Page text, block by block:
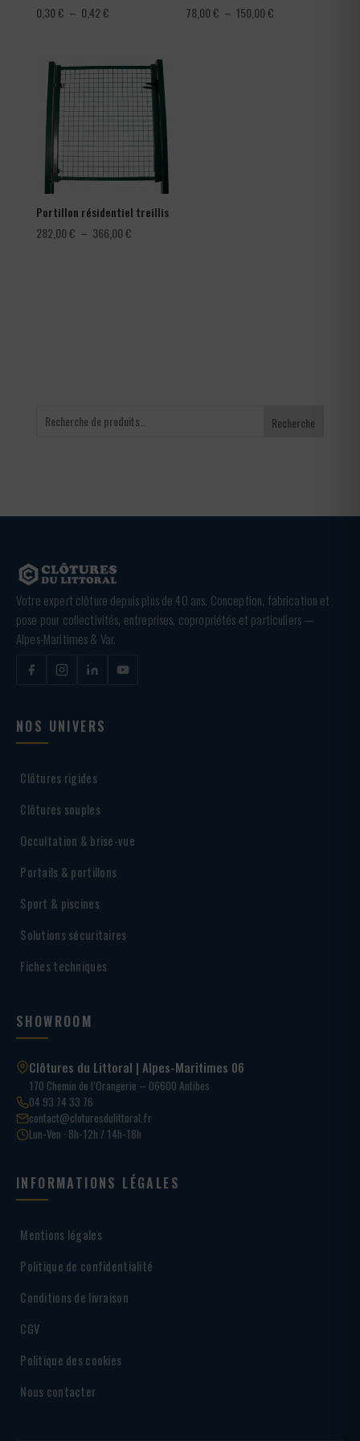
0,30€ – 0,42€Plage
0,30 €
à
78,00€ – 150,00€
Portillon résidentiel treillis
282,00€ – 366,00€Plage
Recherche
Votre expert clôture depuis plus de 40 ans. Conception, fabrication et
pose pour collectivités, entreprises, copropriétés et particuliers —
Alpes-Maritimes & Var.
NOS UNIVERS
Clôtures rigides
Clôtures souples
Occultation & brise-vue
Portails & portillons
Sport & piscines
Solutions sécuritaires
Fiches techniques
SHOWROOM
Clôtures du Littoral | Alpes-Maritimes 06
170 Chemin de l’Orangerie – 06600 Antibes
04 93 74 33 76
contact@cloturesdulittoral.fr
Lun-Ven · 8h-12h / 14h-18h
INFORMATIONS LÉGALES
Mentions légales
Politique de confidentialité
Conditions de livraison
CGV
Politique des cookies
Nous contacter